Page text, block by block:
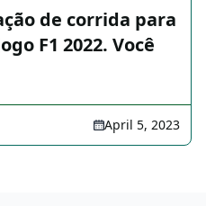
de corrida para
F1 2022. Você
April 5, 2023